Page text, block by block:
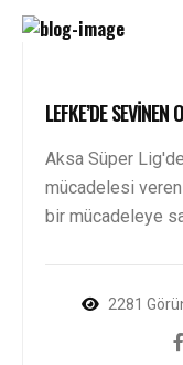
LEFKE’DE SEVİNEN
Aksa Süper
mücadelesi
bir mücadeleye
2281